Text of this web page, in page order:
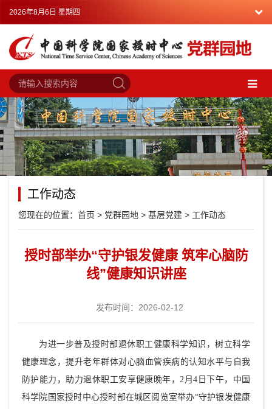
2026年8月6日 星期四
工作动态
您现在的位置： 首页 > 党群园地 > 基层党建 > 工作动态
授时部举办“守护银发健康 筑牢心脑防
线”健康知识讲座
发布时间：2026-02-12
为进一步普及授时部退休职工健康科学知识，树立科学
健康理念，提升老年群体对心脑血管疾病的认知水平与自我
防护能力，助力退休职工安享健康晚年，2月4日下午，中国
科学院国家授时中心授时部在城区阅览室举办“守护银发健康